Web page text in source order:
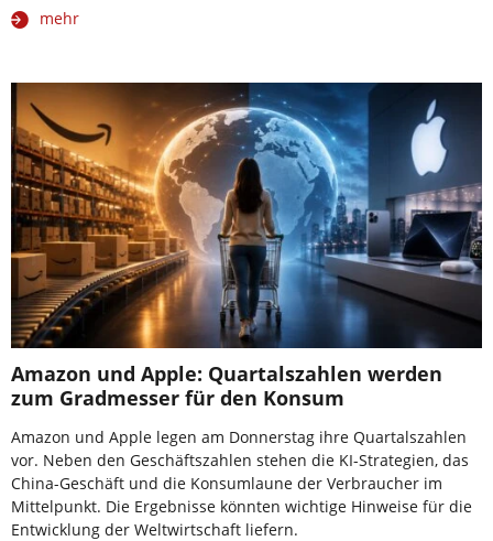
mehr
Amazon und Apple: Quartalszahlen werden
zum Gradmesser für den Konsum
Amazon und Apple legen am Donnerstag ihre Quartalszahlen
vor. Neben den Geschäftszahlen stehen die KI-Strategien, das
China-Geschäft und die Konsumlaune der Verbraucher im
Mittelpunkt. Die Ergebnisse könnten wichtige Hinweise für die
Entwicklung der Weltwirtschaft liefern.